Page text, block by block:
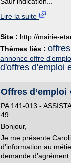
Lire la suite
Site : http://mairie-
Thèmes liés :
annonce offre
d'offres d'emploi
Offres
PA 141-013 -
49
Bonjour,
Je me présente
d'information au
demande d'agrément.